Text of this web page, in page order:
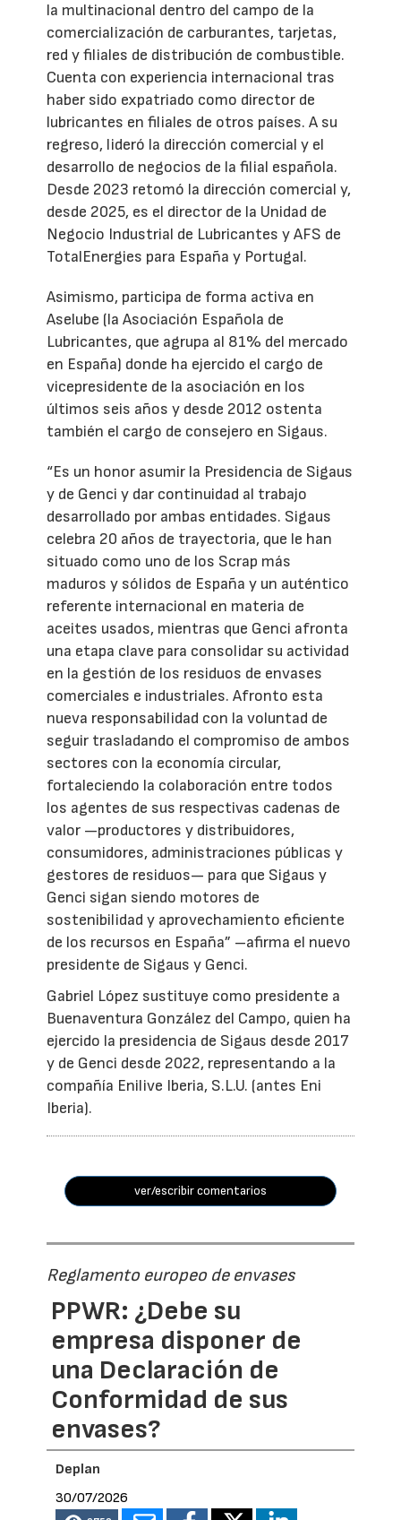
la multinacional dentro del campo de la
comercialización de carburantes, tarjetas,
red y filiales de distribución de combustible.
Cuenta con experiencia internacional tras
haber sido expatriado como director de
lubricantes en filiales de otros países. A su
regreso, lideró la dirección comercial y el
desarrollo de negocios de la filial española.
Desde 2023 retomó la dirección comercial y,
desde 2025, es el director de la Unidad de
Negocio Industrial de Lubricantes y AFS de
TotalEnergies para España y Portugal.
Asimismo, participa de forma activa en
Aselube (la Asociación Española de
Lubricantes, que agrupa al 81% del mercado
en España) donde ha ejercido el cargo de
vicepresidente de la asociación en los
últimos seis años y desde 2012 ostenta
también el cargo de consejero en Sigaus.
“Es un honor asumir la Presidencia de Sigaus
y de Genci y dar continuidad al trabajo
desarrollado por ambas entidades. Sigaus
celebra 20 años de trayectoria, que le han
situado como uno de los Scrap más
maduros y sólidos de España y un auténtico
referente internacional en materia de
aceites usados, mientras que Genci afronta
una etapa clave para consolidar su actividad
en la gestión de los residuos de envases
comerciales e industriales. Afronto esta
nueva responsabilidad con la voluntad de
seguir trasladando el compromiso de ambos
sectores con la economía circular,
fortaleciendo la colaboración entre todos
los agentes de sus respectivas cadenas de
valor —productores y distribuidores,
consumidores, administraciones públicas y
gestores de residuos— para que Sigaus y
Genci sigan siendo motores de
sostenibilidad y aprovechamiento eficiente
de los recursos en España” –afirma el nuevo
presidente de Sigaus y Genci.
Gabriel López sustituye como presidente a
Buenaventura González del Campo, quien ha
ejercido la presidencia de Sigaus desde 2017
y de Genci desde 2022, representando a la
compañía Enilive Iberia, S.L.U. (antes Eni
Iberia).
ver/escribir comentarios
Reglamento europeo de envases
PPWR: ¿Debe su
empresa disponer de
una Declaración de
Conformidad de sus
envases?
Deplan
30/07/2026